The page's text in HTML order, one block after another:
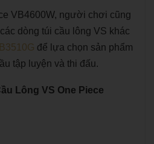
VB4600W, người chơi cũng
dòng túi cầu lông VS khác
để lựa chọn sản phẩm
tập luyện và thi đấu.
Lông VS One Piece